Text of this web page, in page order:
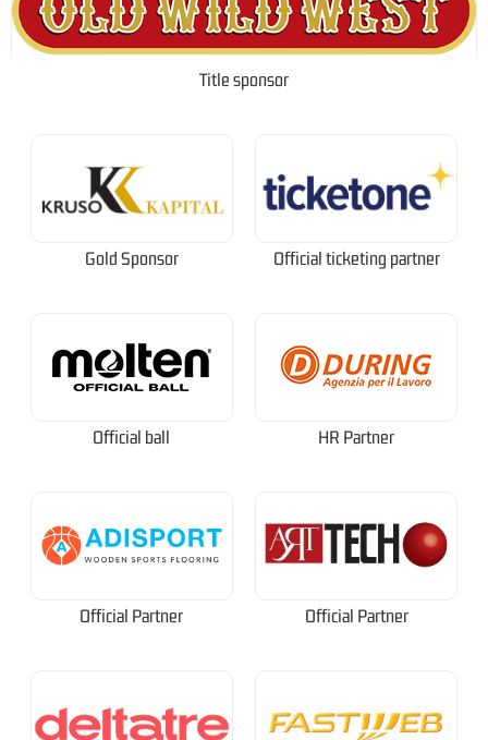
Title sponsor
Gold Sponsor Official ticketing partner
Official ball HR Partner
Official Partner Official Partner